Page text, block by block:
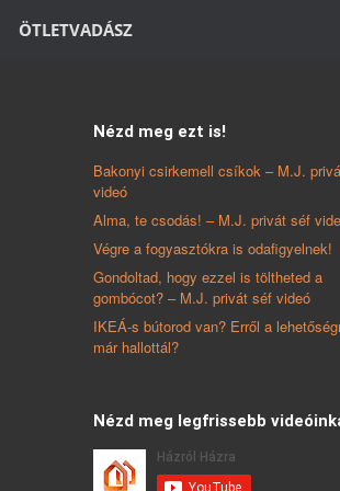
ÖTLETVADÁSZ
Nézd meg ezt is!
Bakonyi csirkemell csíkok – M.J.
videó
Alma, te csodás! – M.J. privát séf
Végre a fogyasztókra is odafigyelnek!
Gondoltad, hogy ezzel is töltheted a
gombócot? – M.J. privát séf videó
IKEÁ-s bútorod van? Erről a
már hallottál?
Nézd meg legfrissebb